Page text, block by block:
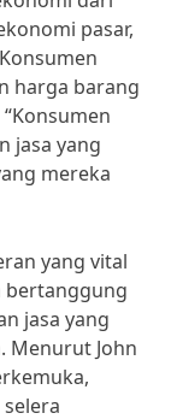
pasar,
harga barang
jasa yang
mereka
yang vital
bertanggung
jasa yang
Menurut John